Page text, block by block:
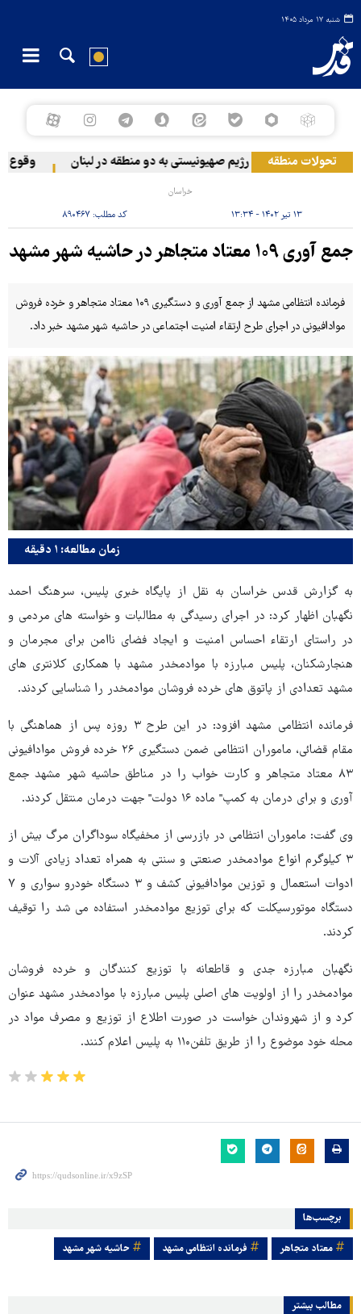
شنبه ۱۷ مرداد ۱۴۰۵
تحولات منطقهحمله رژیم صهیونیستی به دو منطقه در لبنان وقوع
خراسان
۱۳ تیر ۱۴۰۲ - ۱۳:۳۴ کد مطلب:۸۹۰۴۶۷
جمع آوری ۱۰۹ معتاد متجاهر در حاشیه شهر مشهد
فرمانده انتظامی مشهد از جمع آوری و دستگیری ۱۰۹ معتاد متجاهر و خرده فروش
موادافیونی در اجرای طرح ارتقاء امنیت اجتماعی در حاشیه شهر مشهد خبر داد.
زمان مطالعه: ۱ دقیقه
به گزارش قدس خراسان به نقل از پایگاه خبری پلیس، سرهنگ احمد
نگهبان اظهار کرد: در اجرای رسیدگی به مطالبات و خواسته های مردمی و
در راستای ارتقاء احساس امنیت و ایجاد فضای ناامن برای مجرمان و
هنجارشکنان، پلیس مبارزه با موادمخدر مشهد با همکاری کلانتری های
مشهد تعدادی از پاتوق های خرده فروشان موادمخدر را شناسایی کردند.
فرمانده انتظامی مشهد افزود: در این طرح ۳ روزه پس از هماهنگی با
مقام قضائی، ماموران انتظامی ضمن دستگیری ۲۶ خرده فروش موادافیونی
۸۳ معتاد متجاهر و کارت خواب را در مناطق حاشیه شهر مشهد جمع
آوری و برای درمان به کمپ" ماده ۱۶ دولت" جهت درمان منتقل کردند.
وی گفت: ماموران انتظامی در بازرسی از مخفیگاه سوداگران مرگ بیش از
۳ کیلوگرم انواع موادمخدر صنعتی و سنتی به همراه تعداد زیادی آلات و
ادوات استعمال و توزین موادافیونی کشف و ۳ دستگاه خودرو سواری و ۷
دستگاه موتورسیکلت که برای توزیع موادمخدر استفاده می شد را توقیف
کردند.
نگهبان مبارزه جدی و قاطعانه با توزیع کنندگان و خرده فروشان
موادمخدر را از اولویت های اصلی پلیس مبارزه با موادمخدر مشهد عنوان
کرد و از شهروندان خواست در صورت اطلاع از توزیع و مصرف مواد در
محله خود موضوع را از طریق تلفن۱۱۰ به پلیس اعلام کنند.
برچسب‌ها
معتاد متجاهر فرمانده انتظامی مشهد حاشیه شهر مشهد
مطالب بیشتر